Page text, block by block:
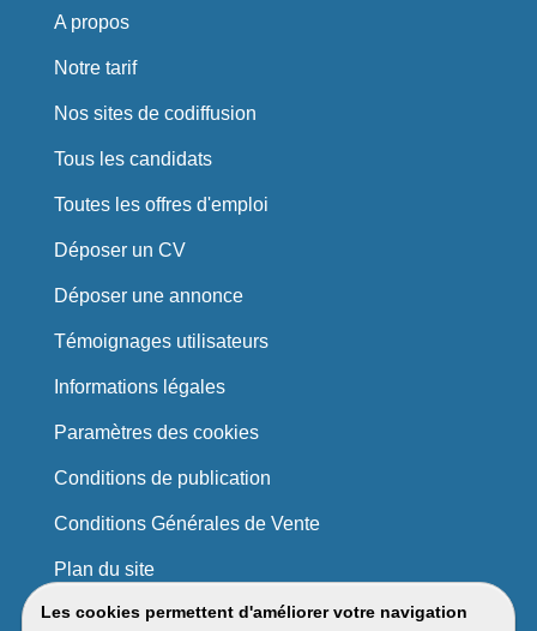
Les cookies permettent d'améliorer votre navigation
A propos
Notre tarif
Nos sites de codiffusion
Tous les candidats
Toutes les offres d'emploi
Déposer un CV
Déposer une annonce
Témoignages utilisateurs
Informations légales
Paramètres des cookies
Conditions de publication
Conditions Générales de Vente
Plan du site